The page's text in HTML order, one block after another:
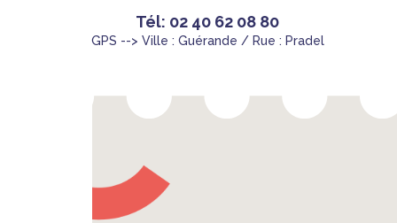
Tél: 02 40 62 08 80
GPS --> Ville : Guérande / Rue : Pradel